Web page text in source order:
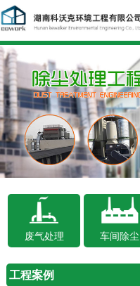
废气处理 车间除尘
工程案例